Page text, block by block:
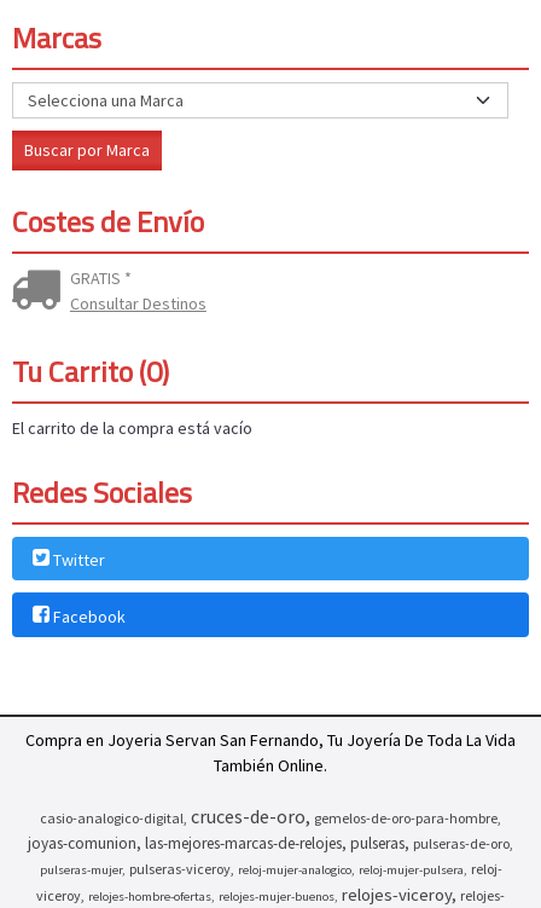
Marcas
Costes de Envío
GRATIS *
Consultar Destinos
Tu Carrito (0)
El carrito de la compra está vacío
Redes Sociales
Twitter
Facebook
Compra en Joyeria Servan San Fernando, Tu Joyería De Toda La Vida
También Online.
casio-analogico-digital cruces-de-oro gemelos-de-oro-para-hombre
joyas-comunion las-mejores-marcas-de-relojes pulseras pulseras-de-oro
pulseras-mujer pulseras-viceroy reloj-mujer-analogico reloj-mujer-pulsera
reloj-
viceroy relojes-hombre-ofertas relojes-mujer-buenos relojes-viceroy relojes-